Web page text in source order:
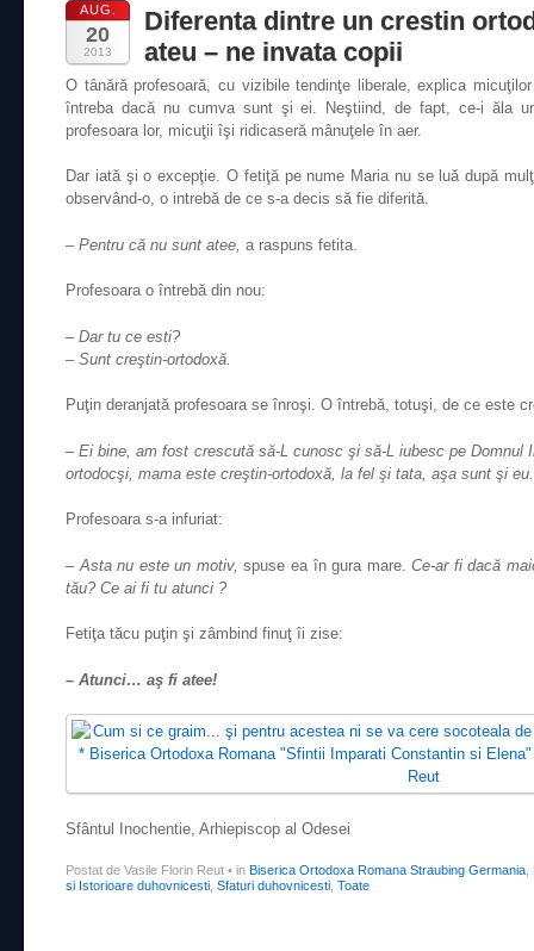
AUG.
20
2013
Diferenta dintre un crestin
ateu – ne invata copii
O tânără profesoară, cu vizibile tendinţe liberale, explica
întreba dacă nu cumva sunt şi ei. Neştiind, de fapt, ce-i ăla
profesoara lor, micuţii îşi ridicaseră mânuţele în aer.
Dar iată şi o excepţie. O fetiţă pe nume Maria nu se luă după
observând-o, o intrebă de ce s-a decis să fie diferită.
– Pentru că nu sunt atee, a raspuns fetita.
Profesoara o întrebă din nou:
– Dar tu ce esti?
– Sunt creştin-ortodoxă.
Puţin deranjată profesoara se înroşi. O întrebă, totuşi, de ce este
– Ei bine, am fost crescută să-L cunosc şi să-L iubesc pe
ortodocşi, mama este creştin-ortodoxă, la fel şi tata, aşa sunt şi eu.
Profesoara s-a infuriat:
– Asta nu este un motiv, spuse ea în gura mare.Ce-ar fi dacă
tău? Ce ai fi tu atunci ?
Fetiţa tăcu puţin şi zâmbind finuţ îi zise:
– Atunci… aş fi atee!
Sfântul Inochentie, Arhiepiscop al Odesei
Postat de Vasile Florin Reut • in Biserica Ortodoxa Romana Straubing Germania
si Istorioare duhovnicesti Sfaturi duhovnicesti Toate